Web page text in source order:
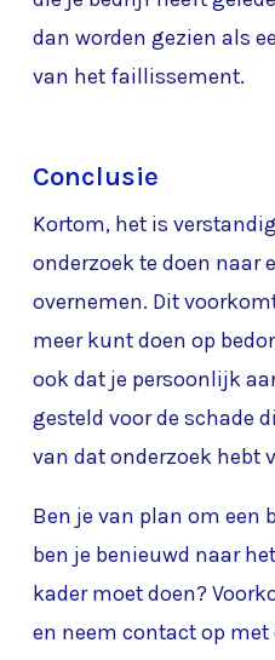
dan worden gezien als
van het faillissement.
Conclusie
Kortom, het is
onderzoek te doen naar
overnemen. Dit
meer kunt doen op
ook dat je persoonlijk
gesteld voor de schade
van dat onderzoek hebt
Ben je van plan om een
ben je benieuwd naar
kader moet doen?
en neem contact op